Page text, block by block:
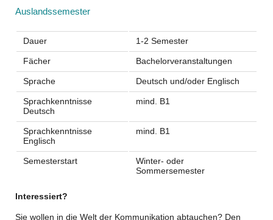
Auslandssemester
Dauer 1-2 Semester
Fächer Bachelorveranstaltungen
Sprache Deutsch und/oder Englisch
Sprachkenntnisse
Deutsch
mind. B1
Sprachkenntnisse
Englisch
mind. B1
Semesterstart
Winter- oder
Sommersemester
Interessiert?
Sie wollen in die Welt der Kommunikation abtauchen? Den